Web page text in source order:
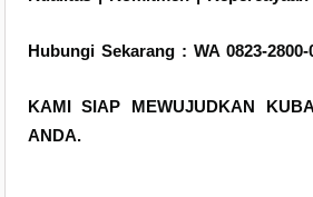
Hubungi Sekarang : WA 0823-2800-
KAMI SIAP MEWUJUDKAN
ANDA.